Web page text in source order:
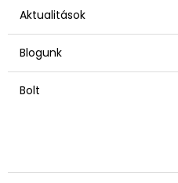
Aktualitások
Blogunk
Bolt